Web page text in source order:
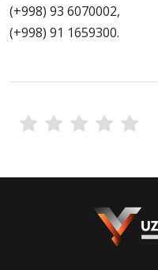
(+998) 93 6070002,
(+998) 91 1659300.